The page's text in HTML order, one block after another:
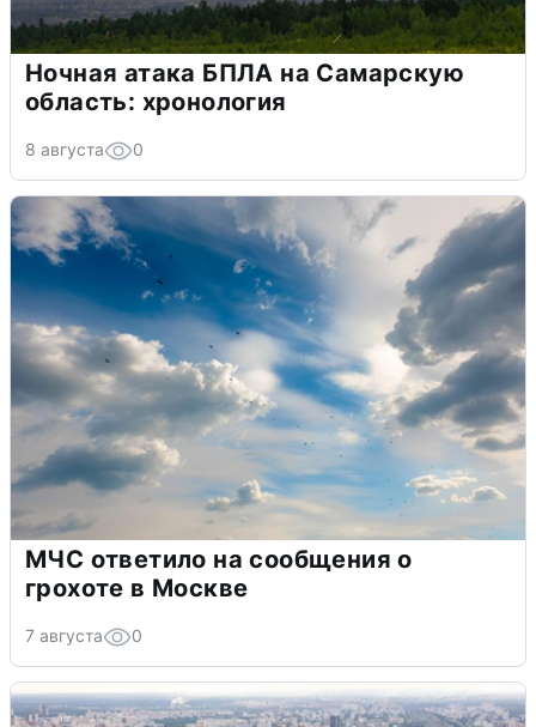
Ночная атака БПЛА на Самарскую
область: хронология
8 августа 0
МЧС ответило на сообщения о
грохоте в Москве
7 августа 0